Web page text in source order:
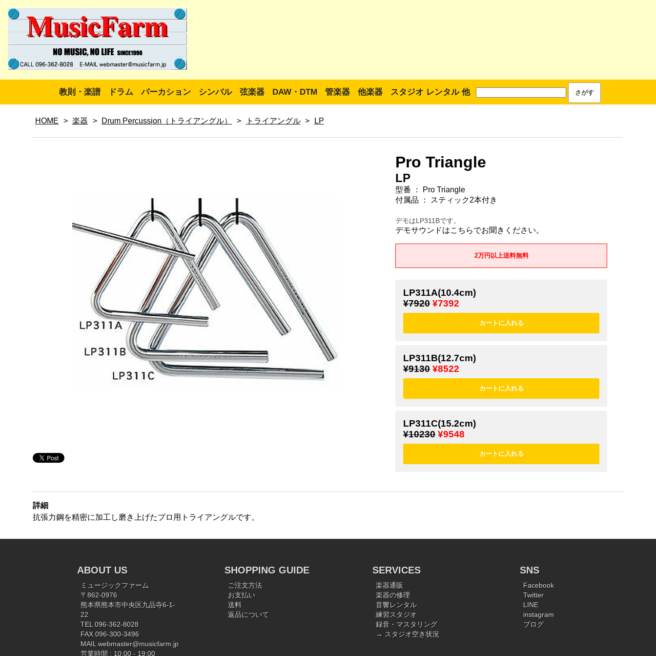
教則・楽譜 ドラム パーカション シンバル 弦楽器 DAW・DTM 管楽器 他楽器 スタジオ レンタル 他
HOME > 楽器 > Drum Percussion（トライアングル） > トライアングル > LP
Pro Triangle
LP
型番 ： Pro Triangle
付属品 ： スティック2本付き
デモはLP311Bです。
デモサウンドはこちらでお聞きください。
2万円以上送料無料
LP311A(10.4cm)
¥7920 ¥7392
LP311B(12.7cm)
¥9130 ¥8522
LP311C(15.2cm)
¥10230 ¥9548
詳細
抗張力鋼を精密に加工し磨き上げたプロ用トライアングルです。
ABOUT US
ミュージックファーム
〒862-0976
熊本県熊本市中央区九品寺6-1-
22
TEL 096-362-8028
FAX 096-300-3496
MAIL webmaster@musicfarm.jp
営業時間 : 10:00 - 19:00
SHOPPING GUIDE
ご注文方法
お支払い
送料
返品について
SERVICES
楽器通販
楽器の修理
音響レンタル
練習スタジオ
録音・マスタリング
→ スタジオ空き状況
SNS
Facebook
Twitter
LINE
instagram
ブログ